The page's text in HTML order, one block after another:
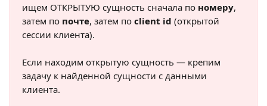
ищем ОТКРЫТУЮ сущность сначала по номеру,
затем по почте, затем по client id (открытой
сессии клиента).
Если находим открытую сущность — крепим
задачу к найденной сущности с данными
клиента.